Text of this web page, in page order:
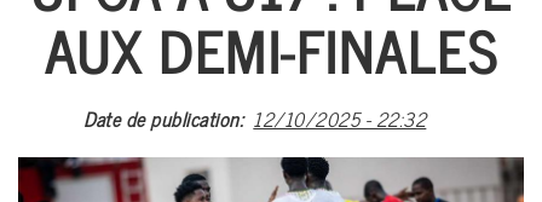
A
AUX DEMI-FINALES
Date de publication 12/10/2025 - 22:32